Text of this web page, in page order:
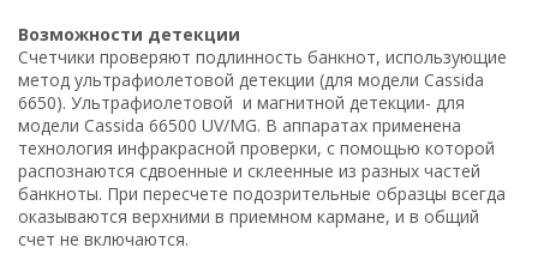
Возможности детекции
Счетчики проверяют подлинность банкнот, использующие
метод ультрафиолетовой детекции (для модели Cassida
6650). Ультрафиолетовой и магнитной детекции- для
модели Cassida 66500 UV/MG. В аппаратах применена
технология инфракрасной проверки, с помощью которой
распознаются сдвоенные и склеенные из разных частей
банкноты. При пересчете подозрительные образцы всегда
оказываются верхними в приемном кармане, и в общий
счет не включаются.